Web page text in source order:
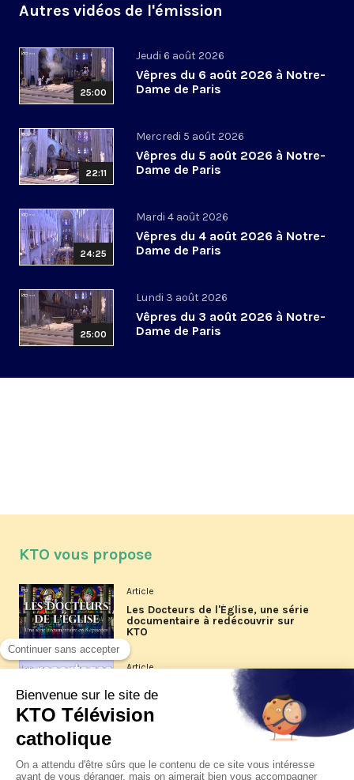
Autres vidéos de l'émission
25:00
Jeudi 6 août 2026
Vêpres du 6 août 2026 à Notre-
Dame de Paris
22:11
Mercredi 5 août 2026
Vêpres du 5 août 2026 à Notre-
Dame de Paris
24:25
Mardi 4 août 2026
Vêpres du 4 août 2026 à Notre-
Dame de Paris
25:00
Lundi 3 août 2026
Vêpres du 3 août 2026 à Notre-
Dame de Paris
KTO vous propose
Article
Les Docteurs de l'Église, une série
documentaire à redécouvrir sur
KTO
Article
Les reportages d'été 2026 de KTO
La visite pastorale du pape Léon
XIV à Assise à suivre sur KTO le